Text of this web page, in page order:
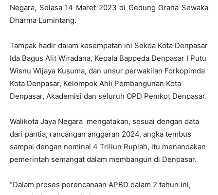
Negara, Selasa 14 Maret 2023 di Gedung Graha Sewaka
Dharma Lumintang.
Tampak hadir dalam kesempatan ini Sekda Kota Denpasar
Ida Bagus Alit Wiradana, Kepala Bappeda Denpasar I Putu
Wisnu Wijaya Kusuma, dan unsur perwakilan Forkopimda
Kota Denpasar, Kelompok Ahli Pembangunan Kota
Denpasar, Akademisi dan seluruh OPD Pemkot Denpasar.
Walikota Jaya Negara mengatakan, sesuai dengan data
dari pantia, rancangan anggaran 2024, angka tembus
sampai dengan nominal 4 Triliun Rupiah, itu menandakan
pemerintah semangat dalam membangun di Denpasar.
“Dalam proses perencanaan APBD dalam 2 tahun ini,